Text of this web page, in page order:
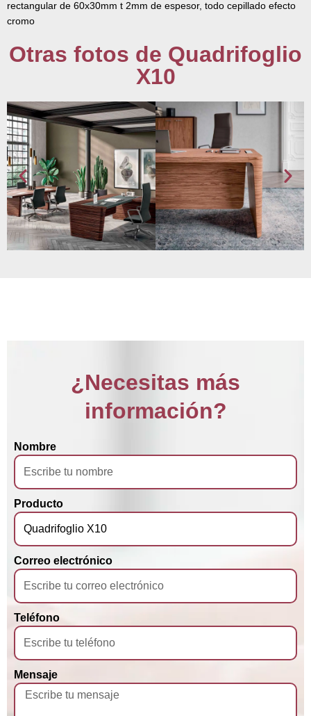
rectangular de 60x30mm t 2mm de espesor, todo cepillado efecto
cromo
Otras fotos de Quadrifoglio
X10
¿Necesitas más
información?
Nombre
Producto
Correo electrónico
Teléfono
Mensaje